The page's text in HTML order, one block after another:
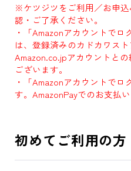
※ケツジツをご利用／お申
認・ご了承ください。
・「Amazonアカウントで
は、登録済みのカドカワス
Amazon.co.jpアカウントと
ございます。
・「Amazonアカウントで
す。AmazonPayでのお支払い
初めてご利用の